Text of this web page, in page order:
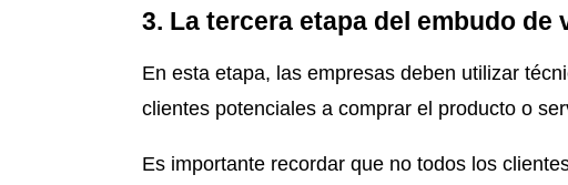
3. La tercera etapa del embudo de
En esta etapa, las empresas deben utilizar
clientes potenciales a comprar el producto o
Es importante recordar que no todos los